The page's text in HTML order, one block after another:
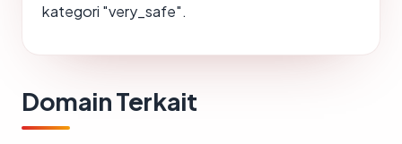
kategori "very_safe".
Domain Terkait